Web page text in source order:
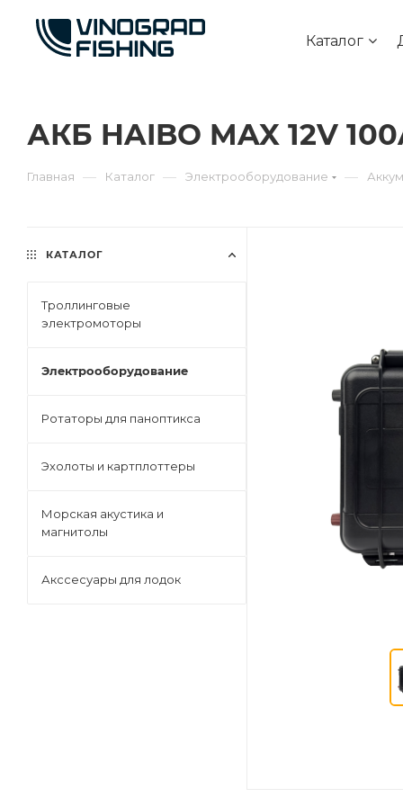
Каталог
АКБ HAIBO MAX 12V
Главная — Каталог — Электрооборудование —
КАТАЛОГ
Троллинговые
электромоторы
Электрооборудование
Ротаторы для паноптикса
Эхолоты и картплоттеры
Морская акустика и
магнитолы
Акссесуары для лодок